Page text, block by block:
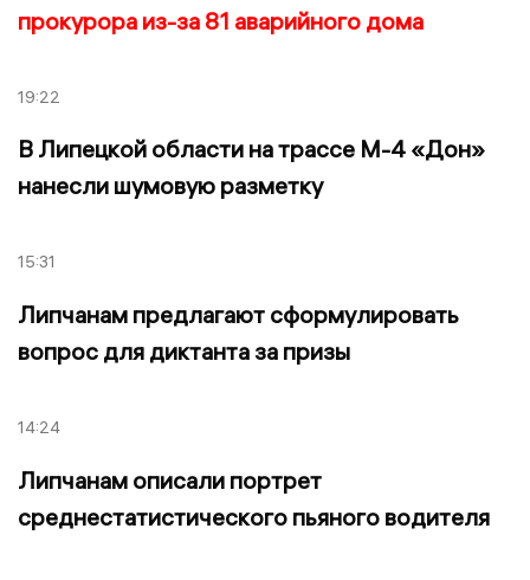
прокурора из-за 81 аварийного дома
19:22
В Липецкой области на трассе М-4 «Дон»
нанесли шумовую разметку
15:31
Липчанам предлагают сформулировать
вопрос для диктанта за призы
14:24
Липчанам описали портрет
среднестатистического пьяного водителя